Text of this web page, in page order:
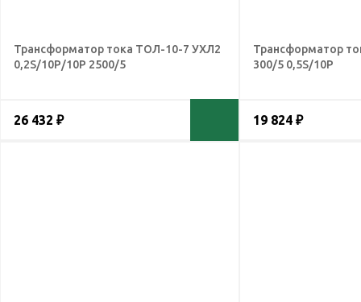
Трансформатор тока ТОЛ-10-7 УХЛ2
0,2S/10Р/10Р 2500/5
26 432 ₽
Трансформатор
300/5 0,5S/10Р
19 824 ₽